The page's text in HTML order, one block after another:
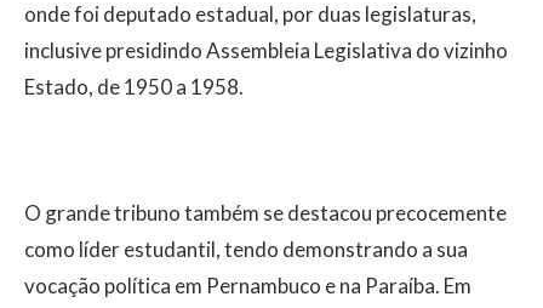
onde foi deputado estadual, por duas legislaturas,
inclusive presidindo Assembleia Legislativa do vizinho
Estado, de 1950 a 1958.
O grande tribuno também se destacou precocemente
como líder estudantil, tendo demonstrando a sua
vocação política em Pernambuco e na Paraíba. Em